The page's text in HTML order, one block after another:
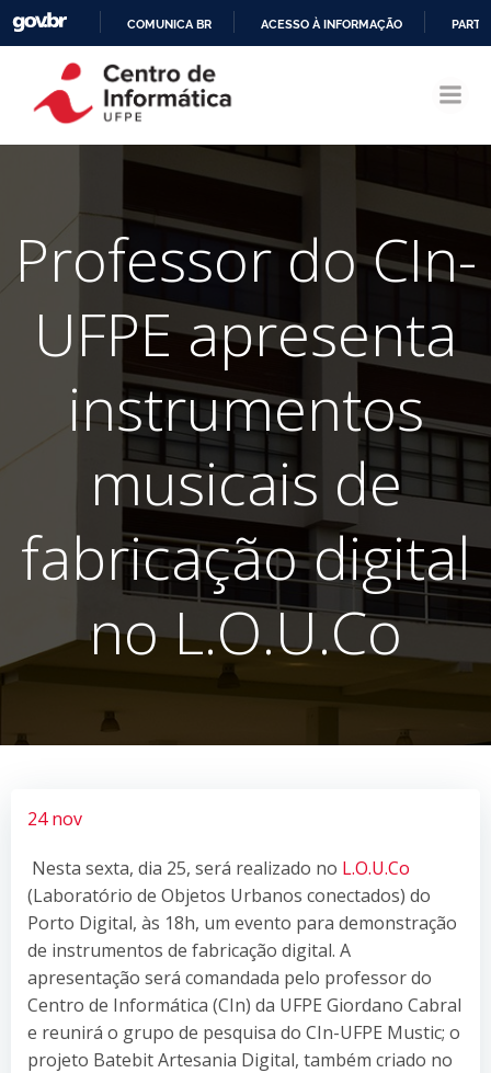
CONTEÚDO
COMUNICA BR ACESSO À INFORMAÇÃO
Professor do CIn-
UFPE apresenta
instrumentos
musicais de
fabricação digital
no L.O.U.Co
24 nov
Nesta sexta, dia 25, será realizado no L.O.U.Co
(Laboratório de Objetos Urbanos conectados) do
Porto Digital, às 18h, um evento para demonstração
de instrumentos de fabricação digital. A
apresentação será comandada pelo professor do
Centro de Informática (CIn) da UFPE Giordano Cabral
e reunirá o grupo de pesquisa do CIn-UFPE Mustic; o
projeto Batebit Artesania Digital, também criado no